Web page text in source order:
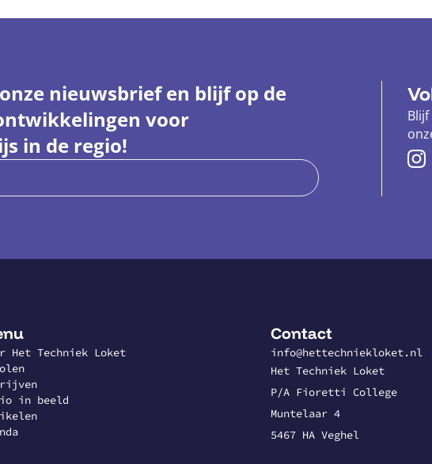
nieuwsbrief en blijf op de
voor
in de regio!
Het Techniek Loket
in beeld
Contact
info@hettechniekloket.nl
Het Techniek Loket
P/A Fioretti College
Muntelaar 4
5467 HA Veghel